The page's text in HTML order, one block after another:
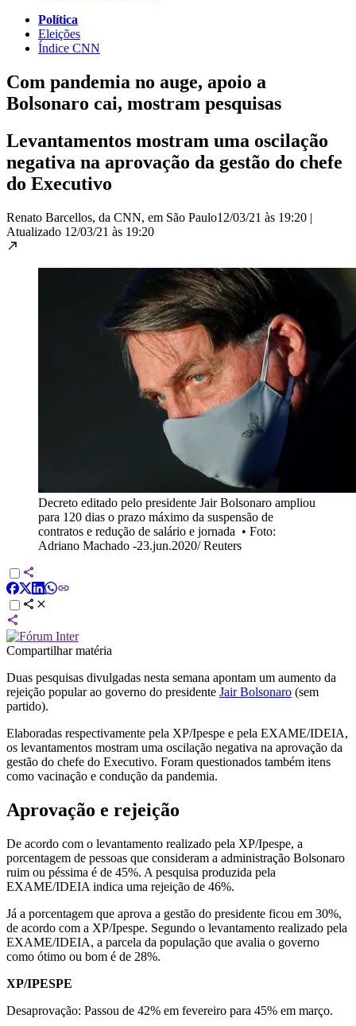
Política
Eleições
Índice CNN
Com pandemia no auge, apoio a
Bolsonaro cai, mostram pesquisas
Levantamentos mostram uma oscilação
negativa na aprovação da gestão do chefe
do Executivo
Renato Barcellos, da CNN, em São Paulo12/03/21 às 19:20 |
Atualizado 12/03/21 às 19:20
Decreto editado pelo presidente Jair Bolsonaro ampliou
para 120 dias o prazo máximo da suspensão de
contratos e redução de salário e jornada • Foto:
Adriano Machado -23.jun.2020/ Reuters
Compartilhar matéria
Duas pesquisas divulgadas nesta semana apontam um aumento da
rejeição popular ao governo do presidente Jair Bolsonaro (sem
partido).
Elaboradas respectivamente pela XP/Ipespe e pela EXAME/IDEIA,
os levantamentos mostram uma oscilação negativa na aprovação da
gestão do chefe do Executivo. Foram questionados também itens
como vacinação e condução da pandemia.
Aprovação e rejeição
De acordo com o levantamento realizado pela XP/Ipespe, a
porcentagem de pessoas que consideram a administração Bolsonaro
ruim ou péssima é de 45%. A pesquisa produzida pela
EXAME/IDEIA indica uma rejeição de 46%.
Já a porcentagem que aprova a gestão do presidente ficou em 30%,
de acordo com a XP/Ipespe. Segundo o levantamento realizado pela
EXAME/IDEIA, a parcela da população que avalia o governo
como ótimo ou bom é de 28%.
XP/IPESPE
Desaprovação: Passou de 42% em fevereiro para 45% em março.